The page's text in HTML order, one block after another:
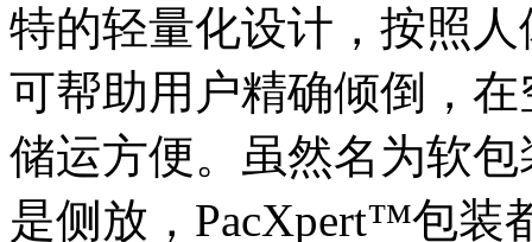
特的轻量化设计，按照
可帮助用户精确倾倒，
储运方便。虽然名为软
是侧放，PacXpert™包装